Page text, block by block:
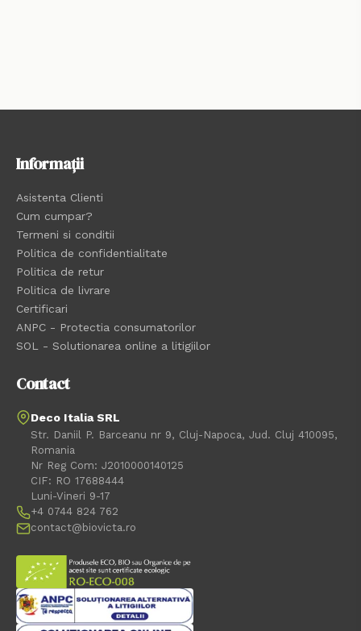
Informații
Asistenta Clienti
Cum cumpar?
Termeni si conditii
Politica de confidentialitate
Politica de retur
Politica de livrare
Certificari
ANPC - Protectia consumatorilor
SOL - Solutionarea online a litigiilor
Contact
Deco Italia SRL
Str. Daniil P. Barceanu nr 9, Cluj-Napoca, Jud. Cluj 410095,
Romania
Nr Reg Com: J2010000140125
CIF: RO 17688444
Luni-Vineri 9-17
+4 0744 824 762
contact@biovicta.ro